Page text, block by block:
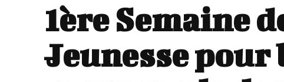
1ère Semaine
Jeunesse pour